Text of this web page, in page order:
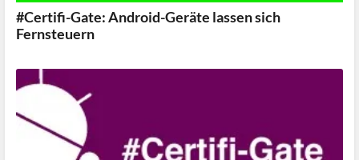
#Certifi-Gate: Android-Geräte lassen sich
Fernsteuern